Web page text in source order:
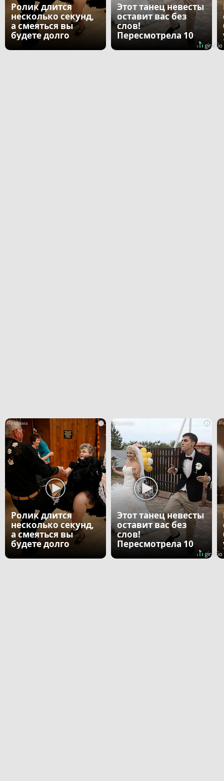
Ролик длится
несколько секунд,
а смеяться вы
будете долго
Этот танец невесты
оставит вас без
слов!
Пересмотрела 10
i
Ролик длится
несколько секунд,
а смеяться вы
будете долго
i
Этот танец невесты
оставит вас без
слов!
Пересмотрела 10